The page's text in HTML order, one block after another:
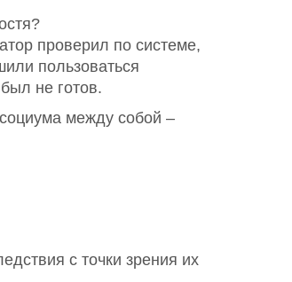
проверил по системе,
пользоваться
не готов.
между собой –
с точки зрения их